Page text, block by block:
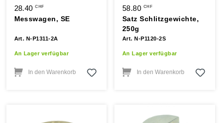
28.40CHF
Messwagen, SE
Art. N-P1311-2A
An Lager verfügbar
In den Warenkorb
58.80 CHF
Satz Schlitzgewichte,
250g
Art. N-P1120-2S
An Lager verfügbar
In den Warenkorb